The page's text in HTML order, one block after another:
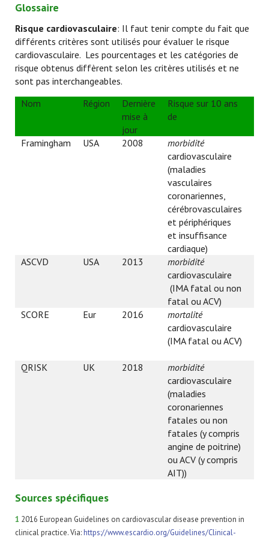
Glossaire
Risque cardiovasculaire: Il faut tenir compte du fait que
différents critères sont utilisés pour évaluer le risque
cardiovasculaire. Les pourcentages et les catégories de
risque obtenus diffèrent selon les critères utilisés et ne
sont pas interchangeables.
Nom
Région
Dernière
mise à
jour
Risque sur 10 ans
de
Framingham USA 2008
morbidité
cardiovasculaire
(maladies
vasculaires
coronariennes,
cérébrovasculaires
et périphériques
et insuffisance
cardiaque)
ASCVD USA 2013
morbidité
cardiovasculaire
(IMA fatal ou non
fatal ou ACV)
SCORE
Eur 2016
mortalité
cardiovasculaire
(IMA fatal ou ACV)
QRISK
UK 2018
morbidité
cardiovasculaire
(maladies
coronariennes
fatales ou non
fatales (y compris
angine de poitrine)
ou ACV (y compris
AIT))
Sources spécifiques
1 2016 European Guidelines on cardiovascular disease prevention in
clinical practice. Via:https://www.escardio.org/Guidelines/Clinical-